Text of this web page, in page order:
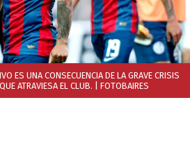
ES UNA CONSECUENCIA DE LA GRAVE CRISIS
ATRAVIESA EL CLUB.
| FOTOBAIRES